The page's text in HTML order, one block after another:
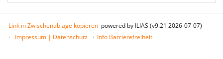
Link in Zwischenablage kopieren powered by ILIAS (v9.21 2026-07-07)
Impressum | Datenschutz
Info Barrierefreiheit